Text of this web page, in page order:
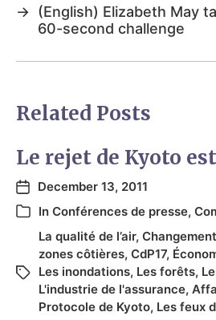
→ (English) Elizabeth May
60-second challenge
Related Posts
Le rejet de Kyoto
December 13, 2011
In Conférences de presse,
La qualité de l’air,
zones côtières, CdP17,
Les inondations, Les forêts,
L'industrie de l'assurance,
Protocole de Kyoto, Les feux